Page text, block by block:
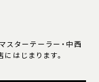
ターテーラー・中西
はじまります。